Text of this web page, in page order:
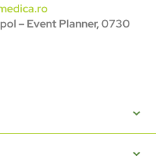
– Event Planner, 0730